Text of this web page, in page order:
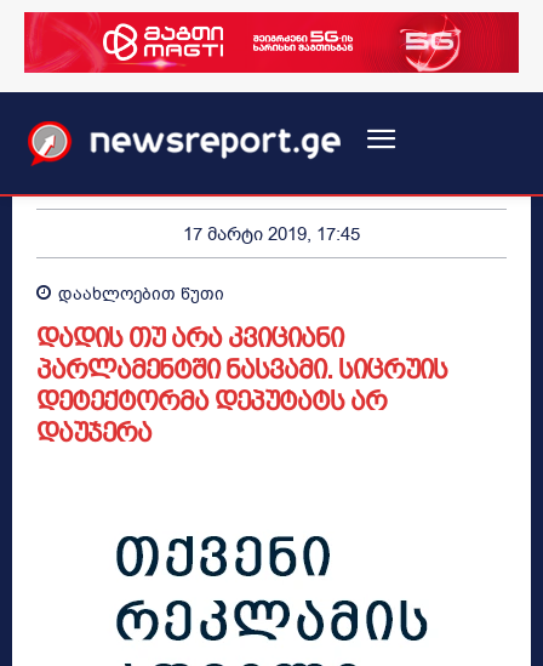
17 მარტი 2019, 17:45
დაახლოებით წუთი
დადის თუ არა კვიციანი
პარლამენტში ნასვამი. სიცრუის
დეტექტორმა დეპუტატს არ
დაუჯერა